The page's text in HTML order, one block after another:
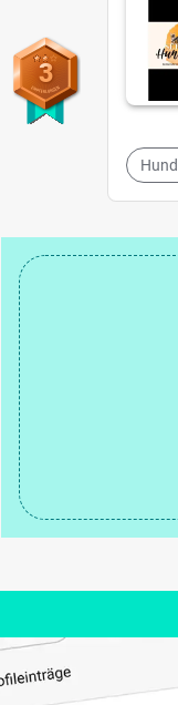
3